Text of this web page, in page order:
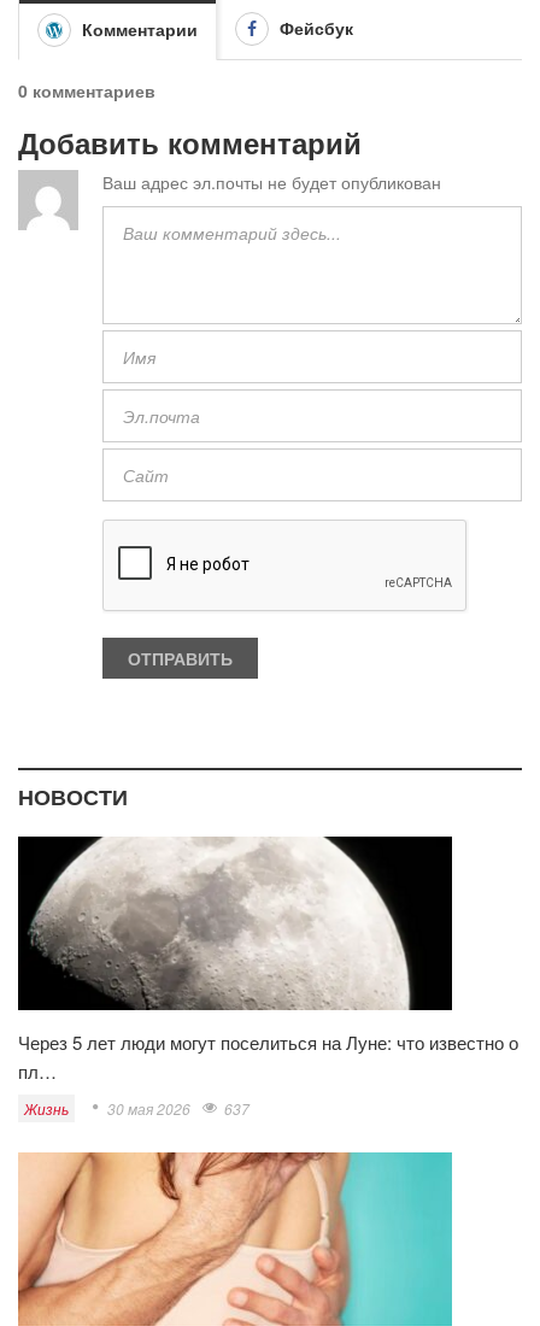
Комментарии Фейсбук
0 комментариев
Добавить комментарий
Ваш адрес эл.почты не будет опубликован
НОВОСТИ
Через 5 лет люди могут поселиться на Луне: что известно о
пл…
Жизнь 30 мая 2026 637